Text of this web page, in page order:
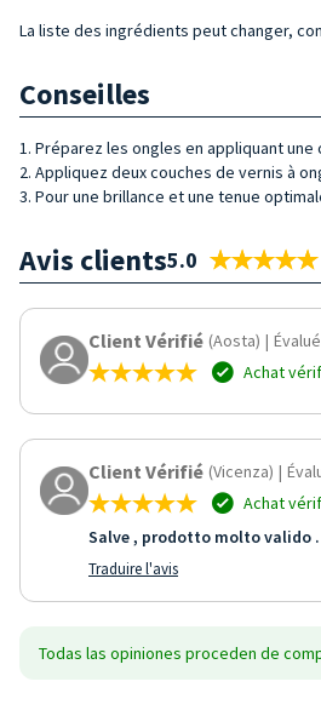
La liste des ingrédients peut changer,
Conseilles
1. Préparez les ongles en appliquant une
2. Appliquez deux couches de vernis à
3. Pour une brillance et une tenue
Avis clients5.0
Client Vérifié (Aosta) |
Achat
Client Vérifié (Vicenza) |
Achat
Salve , prodotto molto valido
Traduire l'avis
Todas las opiniones proceden de